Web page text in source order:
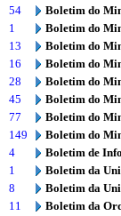
54
Boletim do
1
Boletim do
13
Boletim do
16
Boletim do
28
Boletim do
45
Boletim do
77
Boletim do
149
Boletim do
4
Boletim de
1
Boletim da
8
Boletim da
11
Boletim da